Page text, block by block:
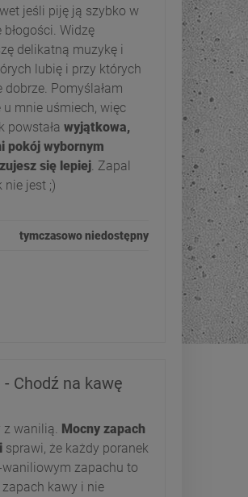
jeśli piję ją szybko w
Widzę
delikatną muzykę i
lubię i przy których
Pomyślałam
mnie uśmiech, więc
powstała wyjątkowa,
pokój wybornym
się lepiej. Zapal
nie jest ;)
tymczasowo niedostępny
Chodź na kawę
z wanilią. Mocny zapach
sprawi, że każdy poranek
zapachu to
kawy i nie